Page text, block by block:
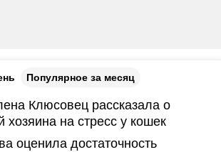
Популярное за месяц
Клюсовец рассказала о
хозяина на стресс у кошек
оценила достаточность